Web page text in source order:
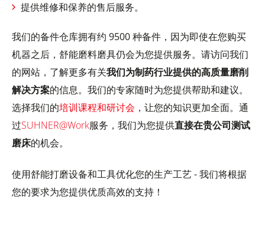
提供维修和保养的售后服务。
我们的备件仓库拥有约 9500 种备件，因为即使在您购买
机器之后，舒能磨料磨具仍会为您提供服务。请访问我们
的网站，了解更多有关我们为制药行业提供的高质量磨削
解决方案的信息。我们的专家随时为您提供帮助和建议。
选择我们的培训课程和研讨会 ，让您的知识更加全面。通
过SUHNER@Work服务，我们为您提供直接在贵公司测试
磨床的机会。
使用舒能打磨设备和工具优化您的生产工艺 - 我们将根据
您的要求为您提供优质高效的支持！